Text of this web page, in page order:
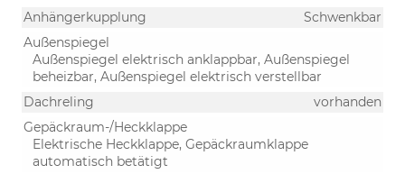
Anhängerkupplung
Schwenkbar
Außenspiegel
Außenspiegel elektrisch anklappbar, Außenspiegel
beheizbar, Außenspiegel elektrisch verstellbar
Dachreling
vorhanden
Gepäckraum-/Heckklappe
Elektrische Heckklappe, Gepäckraumklappe
automatisch betätigt